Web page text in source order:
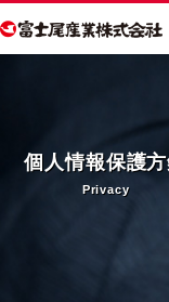
個人情報保護
Privacy